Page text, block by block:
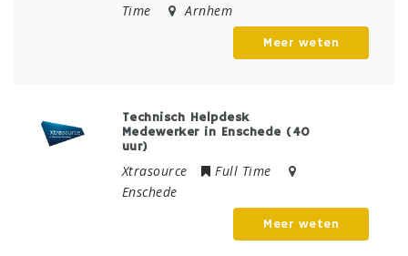
Time
Arnhem
Meer weten
Technisch Helpdesk
Medewerker in Enschede (40
uur)
Xtrasource
Full Time
Enschede
Meer weten